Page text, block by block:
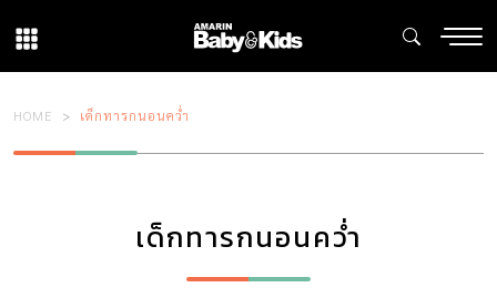
HOME เด็กทารกนอนคว่ำ
เด็กทารกนอนคว่ำ